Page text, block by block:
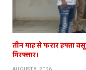
तीन माह से फरार हफ्ता
गिरफ्तार।